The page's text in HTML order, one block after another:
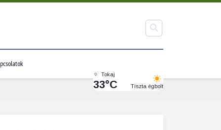
Tokaj
33°C Tiszta égbolt